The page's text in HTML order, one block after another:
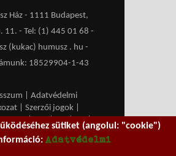
Ház - 1111 Budapest,
11. - Tel: (1) 445 01 68 -
(kukac) humusz . hu -
18529904-1-43
Adatvédelmi
Szerzői jogok
RSS HU| EN
sütiket (angolul: "cookie")
Adatvédelmi